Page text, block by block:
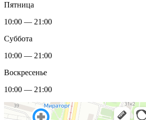
Пятница
10:00 — 21:00
Суббота
10:00 — 21:00
Воскресенье
10:00 — 21:00